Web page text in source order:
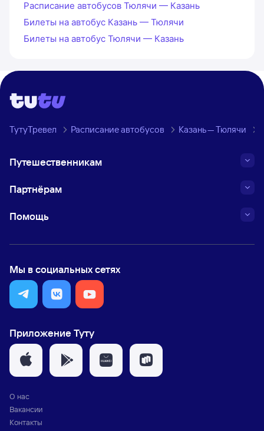
Расписание автобусов Тюлячи — Казань
Билеты на автобус Казань — Тюлячи
Билеты на автобус Тюлячи — Казань
ТутуТревел Расписание автобусов Казань — Тюлячи
Путешественникам
Партнёрам
Помощь
Мы в социальных сетях
Приложение Туту
О нас
Вакансии
Контакты